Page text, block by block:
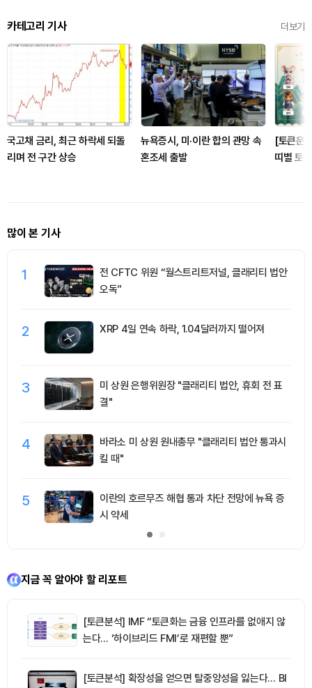
카테고리 기사 더보기
국고채 금리, 최근 하락세 되돌
리며 전 구간 상승
뉴욕증시, 미·이란 합의 관망 속
혼조세 출발
[토큰운
띠별 토
많이 본 기사
1
전 CFTC 위원 “월스트리트저널, 클래리티 법안
오독”
2 XRP 4일 연속 하락, 1.04달러까지 떨어져
3
미 상원 은행위원장 "클래리티 법안, 휴회 전 표
결"
4
바라소 미 상원 원내총무 "클래리티 법안 통과시
킬 때"
5
이란의 호르무즈 해협 통과 차단 전망에 뉴욕 증
시 약세
지금 꼭 알아야 할 리포트
[토큰분석] IMF “토큰화는 금융 인프라를 없애지 않
는다… ‘하이브리드 FMI’로 재편할 뿐”
[토큰분석] 확장성을 얻으면 탈중앙성을 잃는다… BI